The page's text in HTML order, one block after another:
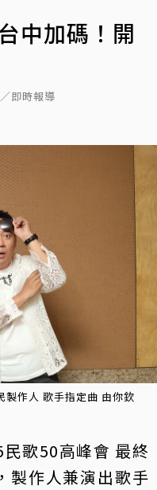
中加碼！開
即時報導
製作人 歌手指定曲 由你欽
歌50高峰會 最終
製作人兼演出歌手